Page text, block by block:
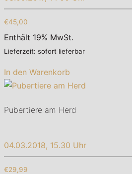
€45,00
Enthält 19% MwSt.
Lieferzeit: sofort lieferbar
In den Warenkorb
Pubertiere am Herd
04.03.2018, 15.30 Uhr
€29,99